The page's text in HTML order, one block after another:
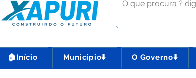
🏠Início Município⬇️ O Governo⬇️